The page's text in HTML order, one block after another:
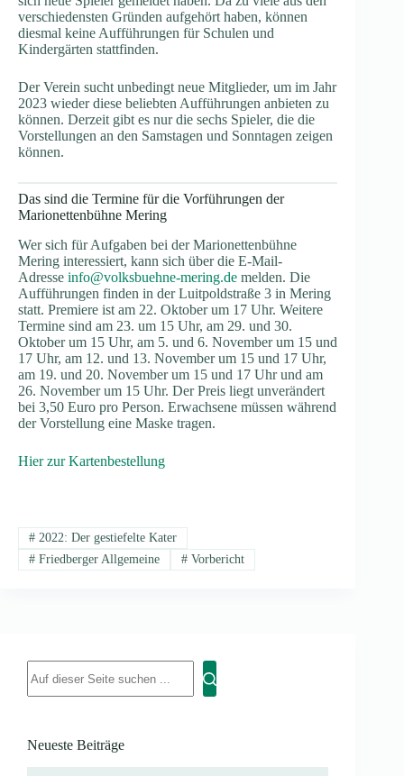
verschiedensten Gründen aufgehört haben, können
diesmal keine Aufführungen für Schulen und
Kindergärten stattfinden.
Der Verein sucht unbedingt neue Mitglieder, um im Jahr
2023 wieder diese beliebten Aufführungen anbieten zu
können. Derzeit gibt es nur die sechs Spieler, die die
Vorstellungen an den Samstagen und Sonntagen zeigen
können.
Das sind die Termine für die Vorführungen der
Marionettenbühne Mering
Wer sich für Aufgaben bei der Marionettenbühne
Mering interessiert, kann sich über die E-Mail-
Adresse info@volksbuehne-mering.de melden. Die
Aufführungen finden in der Luitpoldstraße 3 in Mering
statt. Premiere ist am 22. Oktober um 17 Uhr. Weitere
Termine sind am 23. um 15 Uhr, am 29. und 30.
Oktober um 15 Uhr, am 5. und 6. November um 15 und
17 Uhr, am 12. und 13. November um 15 und 17 Uhr,
am 19. und 20. November um 15 und 17 Uhr und am
26. November um 15 Uhr. Der Preis liegt unverändert
bei 3,50 Euro pro Person. Erwachsene müssen während
der Vorstellung eine Maske tragen.
Hier zur Kartenbestellung
#2022: Der gestiefelte Kater
#Friedberger Allgemeine #Vorbericht
Neueste Beiträge